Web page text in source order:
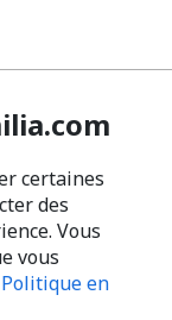
certaines
des
Vous
vous
Politique en